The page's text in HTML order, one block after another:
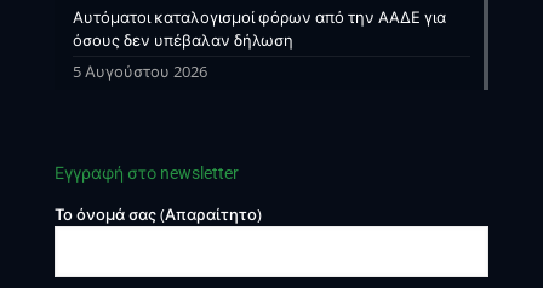
Αυτόματοι καταλογισμοί φόρων από την ΑΑΔΕ για
όσους δεν υπέβαλαν δήλωση
5 Αυγούστου 2026
Εγγραφή στο newsletter
Το όνομά σας (Απαραίτητο)